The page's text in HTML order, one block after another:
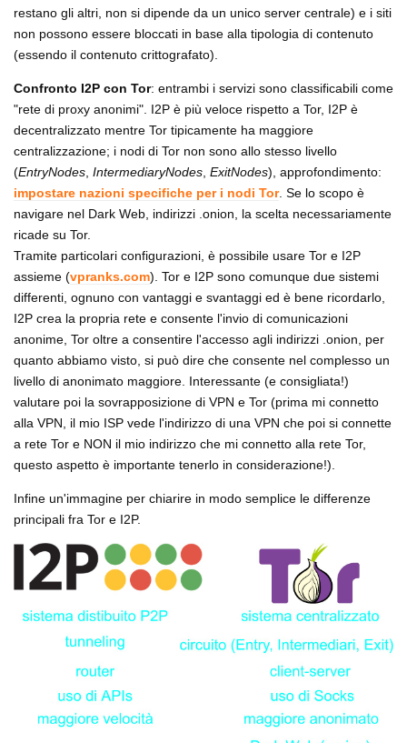
restano gli altri, non si dipende da un unico server centrale) e i siti
non possono essere bloccati in base alla tipologia di contenuto
(essendo il contenuto crittografato).
Confronto I2P con Tor: entrambi i servizi sono classificabili come
"rete di proxy anonimi". I2P è più veloce rispetto a Tor, I2P è
decentralizzato mentre Tor tipicamente ha maggiore
centralizzazione; i nodi di Tor non sono allo stesso livello
(EntryNodes IntermediaryNodes ExitNodes), approfondimento:
impostare nazioni specifiche per i nodi Tor. Se lo scopo è
navigare nel Dark Web, indirizzi .onion, la scelta necessariamente
ricade su Tor.
Tramite particolari configurazioni, è possibile usare Tor e I2P
assieme (vpranks.com). Tor e I2P sono comunque due sistemi
differenti, ognuno con vantaggi e svantaggi ed è bene ricordarlo,
I2P crea la propria rete e consente l'invio di comunicazioni
anonime, Tor oltre a consentire l'accesso agli indirizzi .onion, per
quanto abbiamo visto, si può dire che consente nel complesso un
livello di anonimato maggiore. Interessante (e consigliata!)
valutare poi la sovrapposizione di VPN e Tor (prima mi connetto
alla VPN, il mio ISP vede l'indirizzo di una VPN che poi si connette
a rete Tor e NON il mio indirizzo che mi connetto alla rete Tor,
questo aspetto è importante tenerlo in considerazione!).
Infine un'immagine per chiarire in modo semplice le differenze
principali fra Tor e I2P.